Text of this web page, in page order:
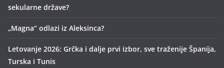
sekularne države?
„Magna“ odlazi iz Aleksinca?
Letovanje 2026: Grčka i dalje prvi izbor, sve traženije Španija,
Turska i Tunis